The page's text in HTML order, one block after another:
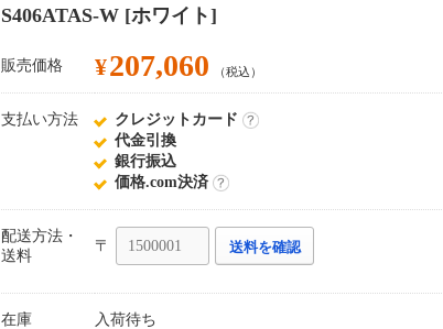
S406ATAS-W [ホワイト]
販売価格 ¥207,060 （税込）
支払い方法
クレジットカード
代金引換
銀行振込
価格.com決済
配送方法・
送料
〒 送料を確認
在庫 入荷待ち